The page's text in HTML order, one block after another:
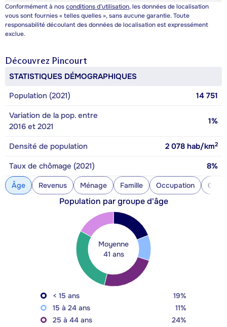
Conformément à nosconditions d’utilisation, les données de localisation
vous sont fournies « telles quelles », sans aucune garantie. Toute
responsabilité découlant des données de localisation est expressément
exclue.
Découvrez Pincourt
STATISTIQUES DÉMOGRAPHIQUES
Population (2021)
14 751
Variation de la pop. entre
2016 et 2021
1%
Densité de population 2 078 hab/km2
Taux de chômage (2021) 8%
Âge Revenus Ménage Famille Occupation
Population par groupe d'âge
Moyenne
41 ans
< 15 ans
19%
15 à 24 ans
11%
25 à 44 ans
24%